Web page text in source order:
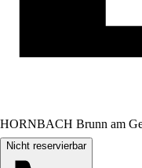
HORNBACH Brunn am
Nicht reservierbar